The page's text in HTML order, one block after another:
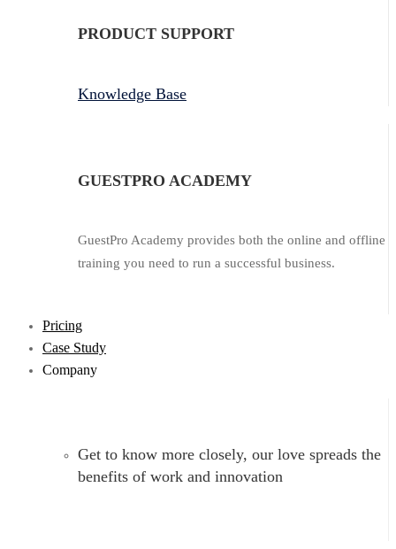
PRODUCT SUPPORT
Knowledge Base
GUESTPRO ACADEMY
GuestPro Academy provides both the online and offline
training you need to run a successful business.
Pricing
Case Study
Company
Get to know more closely, our love spreads the
benefits of work and innovation